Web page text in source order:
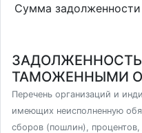
Сумма задолженности
ТАМОЖЕННЫМИ
Перечень организаций и
имеющих неисполненную
сборов (пошлин),